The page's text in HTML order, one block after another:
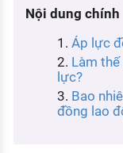
Nhà tuyển dụng
Hồ sơ biểu mẫu
Chính sách lao
KHÁM PHÁ NGHỀ
Tử vi nghề
Nội dung chính
Áp lực
Làm
lực?
Bao
đồng lao